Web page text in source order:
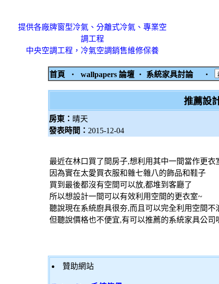
提供各廠牌窗型冷氣、分離式冷氣、專業空
調工程
中央空調工程，冷氣空調銷售維修保養
首頁 ‧ wallpapers 論壇 ‧ 系統家具討論 ‧
推薦設
房東： 晴天
發表時間： 2015-12-04
最近在林口買了間房子,想利用其中一間當作更衣
因為實在太愛買衣服和雜七雜八的飾品和鞋子
買到最後都沒有空間可以放,都堆到客廳了
所以想設計一間可以有效利用空間的更衣室~
聽說現在系統廚具很夯,而且可以完全利用空間不
但聽說價格也不便宜,有可以推薦的系統家具公司
贊助網站